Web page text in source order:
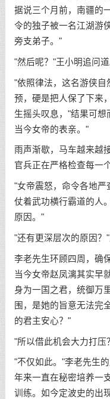
据说三个月前，南疆的
令的独子被一名江湖游
旁支弟子。"
"然后呢？"王小明追问道
"依照律法，这名游侠自
预，硬是把人保了下来
生摇头叹息，"结果可
当今女帝的表亲。"
雨声渐歇，马车越来越
官兵正在严格检查每一
"女帝震怒，命令各地严
仗着武功横行霸道的人
原因。"
"还有更深层次的原因？"
李老先生环顾四周，确
当今女帝赵凤漓其实早
身为一国之君，统御万
围，是她的旨意无法完
的君主安心？"
"所以借此机会大力打压
"不仅如此。"李老先生
年来一直在秘密培养一
训练。如今定波史的出